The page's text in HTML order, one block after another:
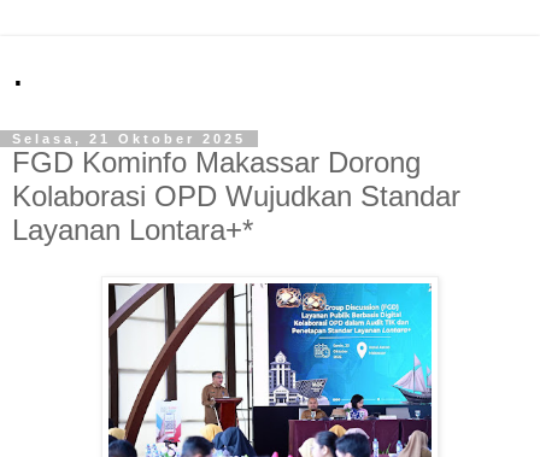
.
Selasa, 21 Oktober 2025
FGD Kominfo Makassar Dorong
Kolaborasi OPD Wujudkan Standar
Layanan Lontara+*